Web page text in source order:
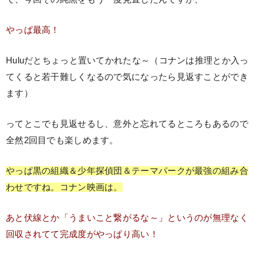
やっぱ最高！
Huluだとちょっと置いてかれたな～（コナンは推理とか入っ
てくると若干難しくなるので気になったら見返すことができ
ます）
ってとこでも見返せるし、意外と忘れてるところもあるので
全然2回目でも楽しめます。
やっぱ黒の組織＆少年探偵団＆テーマパークが最強の組み合
わせですね。コナン映画は。
あと伏線とか「うまいこと繋がるな～」というのが無理なく
回収されてて完成度がやっぱり高い！